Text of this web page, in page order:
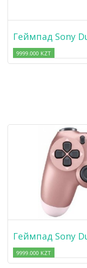
Геймпад Sony
9999.000 KZT
Геймпад Sony
9999.000 KZT